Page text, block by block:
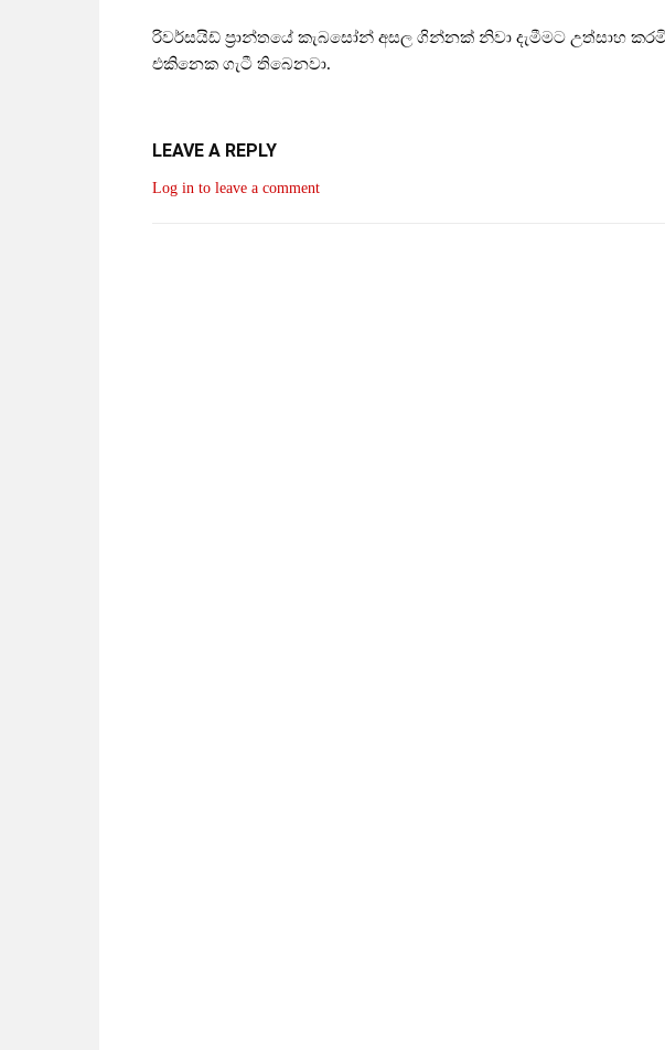
රිවර්සයිඩ් ප්‍රාන්තයේ කැබසෝන් අසල ගින්නක් නිවා දැමීමට උත්සාහ
එකිනෙක ගැටී තිබෙනවා.
LEAVE A REPLY
Log in to leave a comment